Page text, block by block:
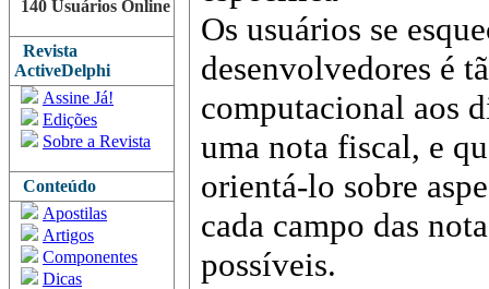
140 Usuários Online
Revista
ActiveDelphi
Assine Já!
Edições
Sobre a Revista
Conteúdo
Apostilas
Artigos
Componentes
Dicas
Os usuários se
desenvolvedores é
computacional aos
uma nota fiscal, e
orientá-lo sobre
cada campo das
possíveis.